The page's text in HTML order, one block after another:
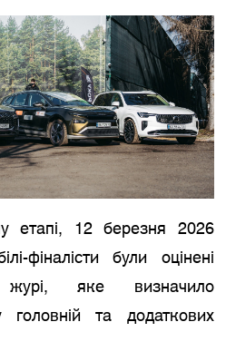
етапі, 12 березня 2026
фіналісти були оцінені
журі, яке визначило
та додаткових